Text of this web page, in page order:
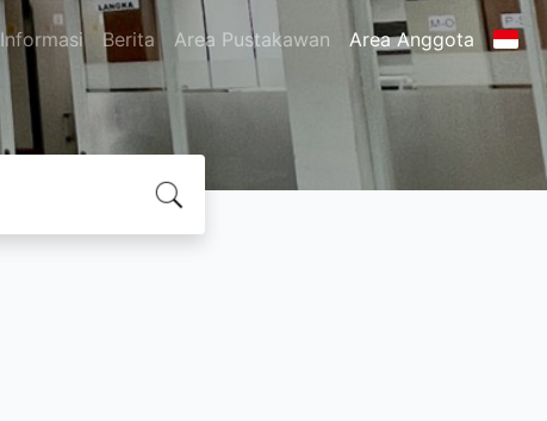
Informasi Berita Area Pustakawan Area Anggota